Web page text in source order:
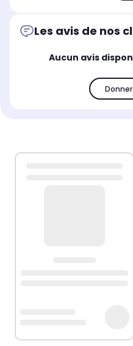
Les avis de nos
Aucun avis